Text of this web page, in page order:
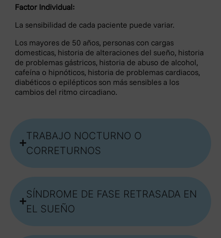
Factor Individual:
La sensibilidad de cada paciente puede variar.
Los mayores de 50 años, personas con cargas
domesticas, historia de alteraciones del sueño, historia
de problemas gástricos, historia de abuso de alcohol,
cafeína o hipnóticos, historia de problemas cardiacos,
diabéticos o epilépticos son más sensibles a los
cambios del ritmo circadiano.
TRABAJO NOCTURNO O
CORRETURNOS
SÍNDROME DE FASE RETRASADA EN
EL SUEÑO
las medidas técnicas y organizativas necesarias para
salvaguardar la información conforme a los
protección de datos.
Puede ejercer los derechos de acceso, rectificación,
cancelación, oposición, portabilidad y limitación de uso
mediante escrito, acompañado de copia de documento
oficial que le identifique, dirigido a OTOSALUD S.L. con
Información Adicional Protección Datos
-Identidad: OTOSALUD S.L.
-CIF: B13300140